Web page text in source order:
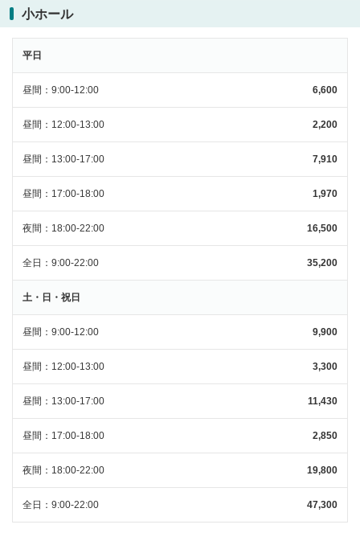
小ホール
平日
昼間 9:00-12:00 6,600
昼間 12:00-13:00 2,200
昼間 13:00-17:00 7,910
昼間 17:00-18:00 1,970
夜間 18:00-22:00 16,500
全日 9:00-22:00 35,200
土・日・祝日
昼間 9:00-12:00 9,900
昼間 12:00-13:00 3,300
昼間 13:00-17:00 11,430
昼間 17:00-18:00 2,850
夜間 18:00-22:00 19,800
全日 9:00-22:00 47,300